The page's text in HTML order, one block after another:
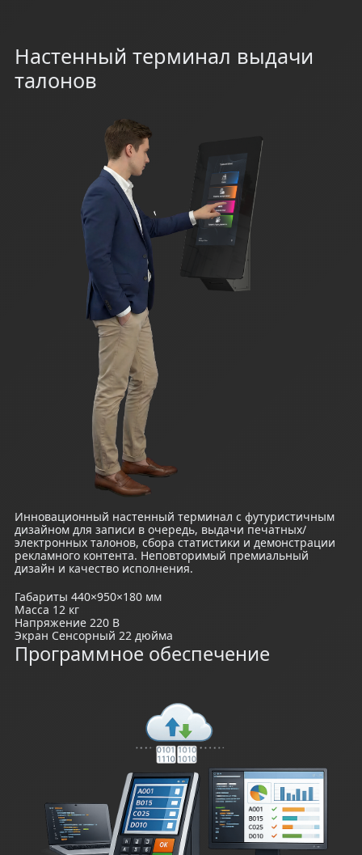
Настенный терминал выдачи
талонов
Инновационный настенный терминал с футуристичным
дизайном для записи в очередь, выдачи печатных/
электронных талонов, сбора статистики и демонстрации
рекламного контента. Неповторимый премиальный
дизайн и качество исполнения.
Габариты 440×950×180 мм
Масса 12 кг
Напряжение 220 В
Экран Сенсорный 22 дюйма
Программное обеспечение